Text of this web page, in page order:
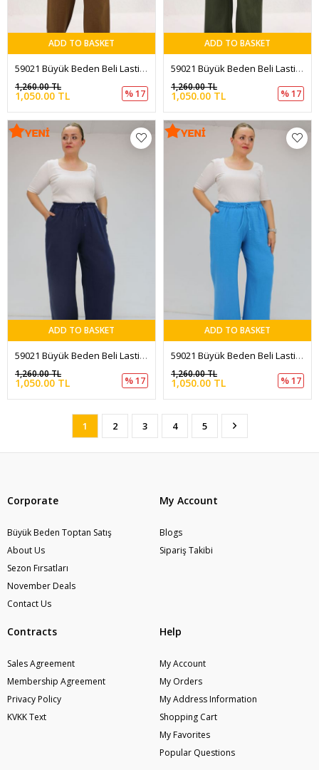
ADD TO BASKET
59021 Büyük Beden Beli Lastikli Müslim Bol Paça Pantolon - Kahve
1,050.00 TL
1,260.00 TL
% 17
ADD TO BASKET
59021 Büyük Beden Beli Lastikli Müslim Bol Paça Pantolon - Haki
1,050.00 TL
1,260.00 TL
% 17
ADD TO BASKET
59021 Büyük Beden Beli Lastikli Müslin Bol Paça Pantolon - Lacivert
1,050.00 TL
1,260.00 TL
% 17
ADD TO BASKET
59021 Büyük Beden Beli Lastikli Müslin Bol Paça Pantolon - İndigo
1,050.00 TL
1,260.00 TL
% 17
1 2 3 4 5
Corporate
Büyük Beden Toptan Satış
About Us
Sezon Fırsatları
November Deals
Contact Us
My Account
Blogs
Sipariş Takibi
Contracts
Sales Agreement
Membership Agreement
Privacy Policy
KVKK Text
Help
My Account
My Orders
My Address Information
Shopping Cart
My Favorites
Popular Questions